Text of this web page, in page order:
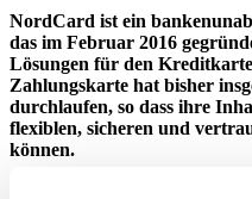
NordCard ist ein
das im Februar 2016
Lösungen für den
Zahlungskarte hat bisher
durchlaufen, so dass ihre
flexiblen, sicheren und
können.
Die Zahlungskarte kann